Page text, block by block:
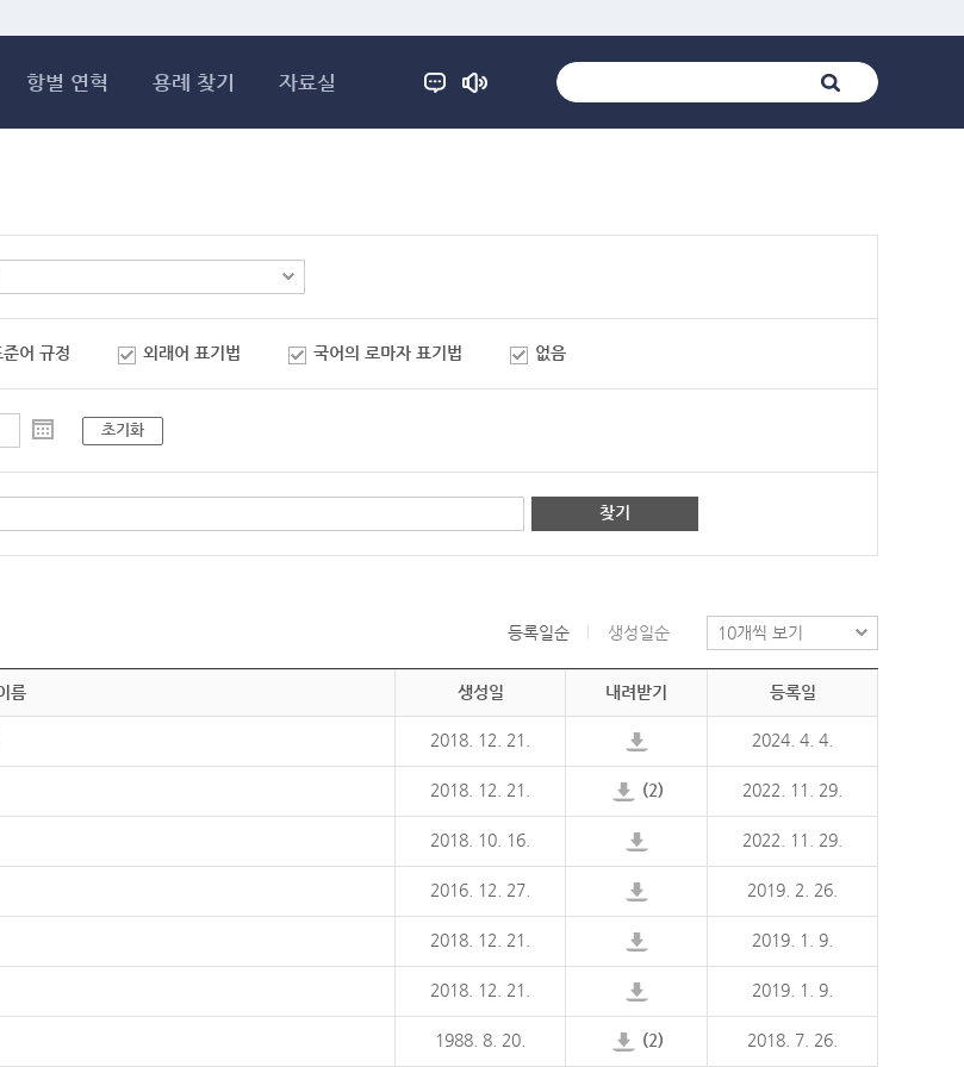
항별 연혁 용례 찾기 자료실
준어 규정 외래어 표기법 국어의 로마자 표기법 없음
초기화
찾기
등록일순 생성일순
름 생성일 내려받기 등록일
2018. 12. 21. 2024. 4. 4.
2018. 12. 21. (2) 2022. 11. 29.
2018. 10. 16. 2022. 11. 29.
2016. 12. 27. 2019. 2. 26.
2018. 12. 21. 2019. 1. 9.
2018. 12. 21. 2019. 1. 9.
1988. 8. 20. (2) 2018. 7. 26.